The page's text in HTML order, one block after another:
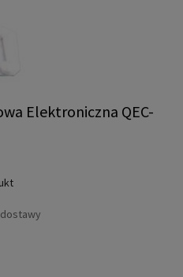
Elektroniczna QEC-